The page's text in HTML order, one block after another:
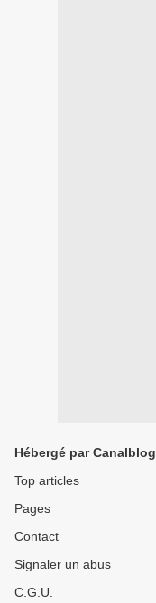
Hébergé par Canalblog
Top articles
Pages
Contact
Signaler un abus
C.G.U.